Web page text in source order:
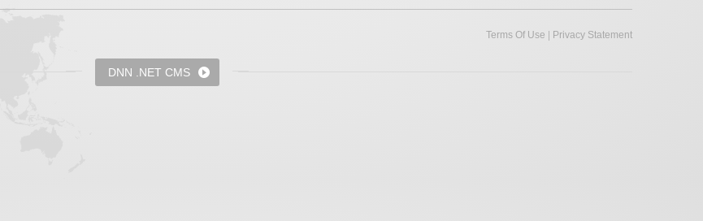
Terms Of Use | Privacy Statement
DNN .NET CMS